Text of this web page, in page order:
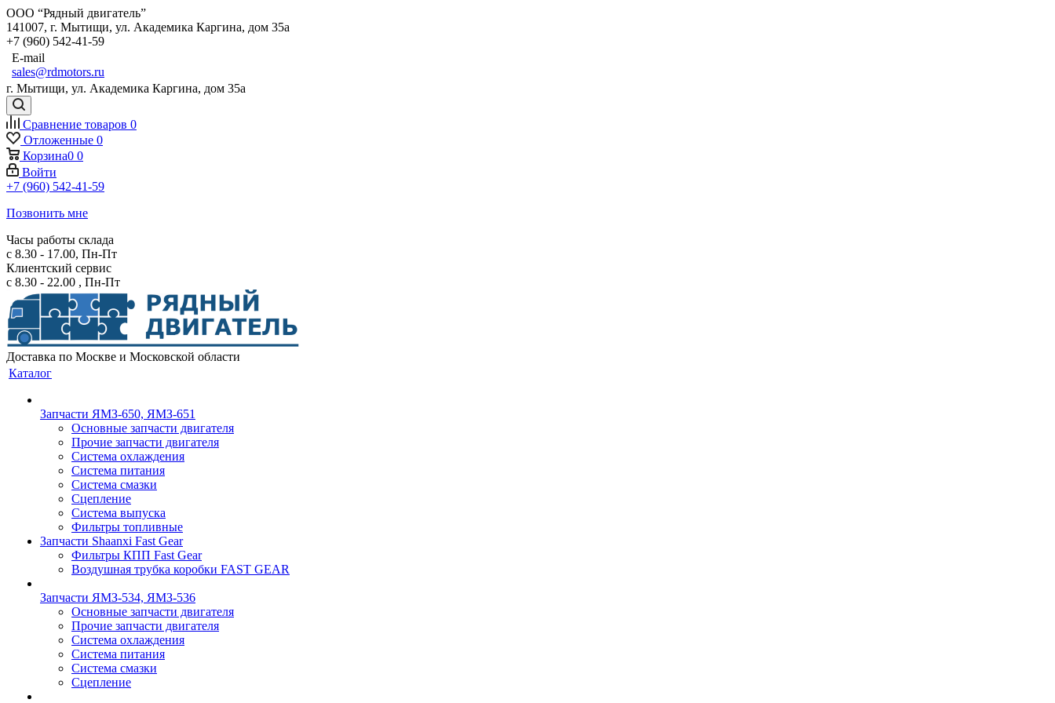
ООО “Рядный двигатель”
141007, г. Мытищи, ул. Академика Каргина, дом 35а
+7 (960) 542-41-59
E-mail
sales@rdmotors.ru
г. Мытищи, ул. Академика Каргина, дом 35а
Сравнение товаров 0
Отложенные 0
Корзина0 0
Войти
+7 (960) 542-41-59
Позвонить мне
Часы работы склада
с 8.30 - 17.00, Пн-Пт
Клиентский сервис
с 8.30 - 22.00 , Пн-Пт
Доставка по Москве и Московской области
Каталог
Запчасти ЯМЗ-650, ЯМЗ-651
Основные запчасти двигателя
Прочие запчасти двигателя
Система охлаждения
Система питания
Система смазки
Сцепление
Система выпуска
Фильтры топливные
Запчасти Shaanxi Fast Gear
Фильтры КПП Fast Gear
Воздушная трубка коробки FAST GEAR
Запчасти ЯМЗ-534, ЯМЗ-536
Основные запчасти двигателя
Прочие запчасти двигателя
Система охлаждения
Система питания
Система смазки
Сцепление